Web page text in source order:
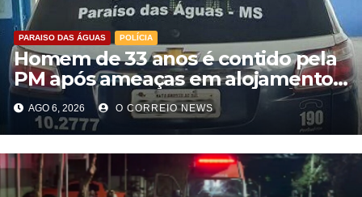
PARAISO DAS ÁGUAS POLÍCIA
Homem de 33 anos é contido pela
PM após ameaças em alojamento
de empresa em Paraíso das Águas
AGO 6, 2026 O CORREIO NEWS